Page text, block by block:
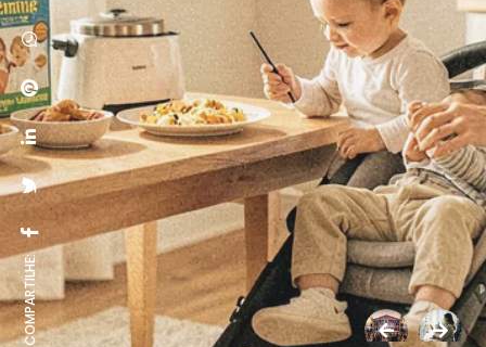
COMPARTILHE: